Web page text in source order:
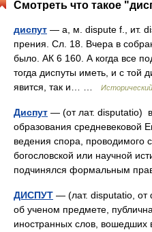
Смотреть что такое
диспут — а, м. dispute f., ит.
прения. Сл. 18. Вчера в
было. АК 6 160. А когда все
тогда диспуты иметь, и с той
явится, так и… …
Диспут — (от лат. disputatio)
образования средневековой
ведения спора, проводимого
богословской или научной
подчинялся формальным
ДИСПУТ — (лат. disputatio, от
об ученом предмете,
иностранных слов, вошедших